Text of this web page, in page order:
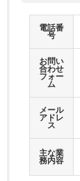
電話番
号
お問い
合わせ
フォー
ム
メール
アドレ
ス
主な業
務内容